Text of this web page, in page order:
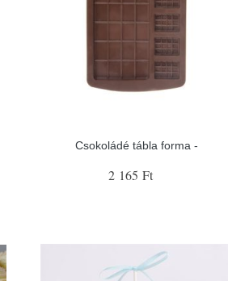
Csokoládé tábla forma -
2 165 Ft